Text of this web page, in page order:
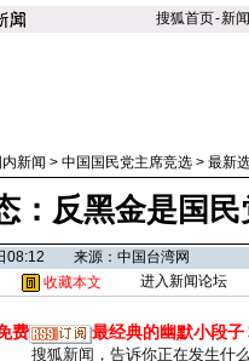
搜狐首页-新闻
内新闻 > 中国国民党主席竞选 > 最新
：反黑金是国
08:12 来源：中国台湾网
收藏本文 进入新闻论坛
费 最经典的幽默小段子
搜狐新闻，告诉你正在发生什